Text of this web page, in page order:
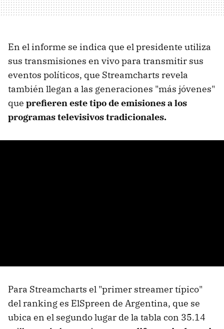
En el informe se indica que el presidente utiliza
sus transmisiones en vivo para transmitir sus
eventos políticos, que Streamcharts revela
también llegan a las generaciones "más jóvenes"
que prefieren este tipo de emisiones a los
programas televisivos tradicionales.
Para Streamcharts el "primer streamer típico"
del ranking es ElSpreen de Argentina, que se
ubica en el segundo lugar de la tabla con 35.14